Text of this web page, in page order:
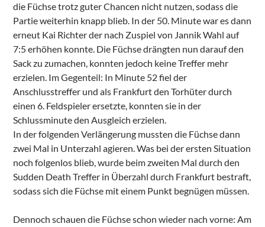
die Füchse trotz guter Chancen nicht nutzen, sodass die
Partie weiterhin knapp blieb. In der 50. Minute war es dann
erneut Kai Richter der nach Zuspiel von Jannik Wahl auf
7:5 erhöhen konnte. Die Füchse drängten nun darauf den
Sack zu zumachen, konnten jedoch keine Treffer mehr
erzielen. Im Gegenteil: In Minute 52 fiel der
Anschlusstreffer und als Frankfurt den Torhüter durch
einen 6. Feldspieler ersetzte, konnten sie in der
Schlussminute den Ausgleich erzielen.
In der folgenden Verlängerung mussten die Füchse dann
zwei Mal in Unterzahl agieren. Was bei der ersten Situation
noch folgenlos blieb, wurde beim zweiten Mal durch den
Sudden Death Treffer in Überzahl durch Frankfurt bestraft,
sodass sich die Füchse mit einem Punkt begnügen müssen.
Dennoch schauen die Füchse schon wieder nach vorne: Am